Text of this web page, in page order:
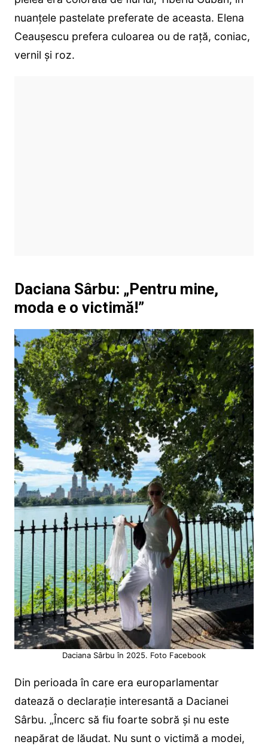
nuanțele pastelate preferate de aceasta. Elena
Ceaușescu prefera culoarea ou de raţă, coniac,
vernil şi roz.
Daciana Sârbu: „Pentru mine,
moda e o victimă!”
Daciana Sârbu în 2025. Foto Facebook
Din perioada în care era europarlamentar
datează o declarație interesantă a Dacianei
Sârbu. „Încerc să fiu foarte sobră şi nu este
neapărat de lăudat. Nu sunt o victimă a modei,